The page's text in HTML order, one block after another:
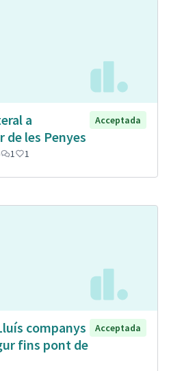
a
les Penyes
Acceptada
1 1
companys
fins pont de
Acceptada